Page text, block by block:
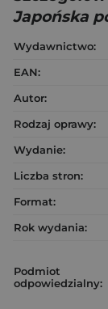
Japońska
Wydawnictwo:
EAN:
Autor:
Rodzaj oprawy:
Wydanie:
Liczba stron:
Format:
Rok wydania:
Podmiot
odpowiedzialny: